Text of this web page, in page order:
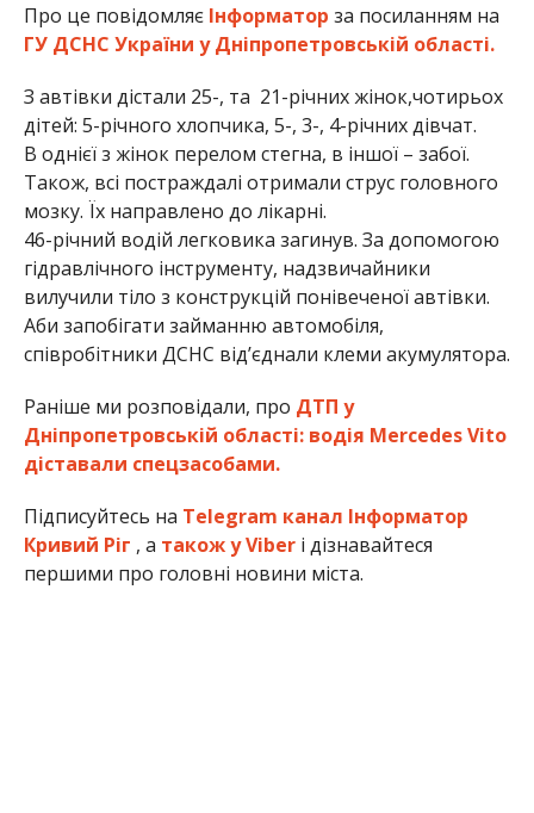
Про це повідомляє Інформатор за посиланням на
ГУ ДСНС України у Дніпропетровській області.
З автівки дістали 25-, та 21-річних жінок,чотирьох
дітей: 5-річного хлопчика, 5-, 3-, 4-річних дівчат.
В однієї з жінок перелом стегна, в іншої – забої.
Також, всі постраждалі отримали струс головного
мозку. Їх направлено до лікарні.
46-річний водій легковика загинув. За допомогою
гідравлічного інструменту, надзвичайники
вилучили тіло з конструкцій понівеченої автівки.
Аби запобігати займанню автомобіля,
співробітники ДСНС від’єднали клеми акумулятора.
Раніше ми розповідали, про ДТП у
Дніпропетровській області: водія Mercedes Vito
діставали спецзасобами.
Підписуйтесь на Telegram канал Інформатор
Кривий Ріг , а також у Viberі дізнавайтеся
першими про головні новини міста.